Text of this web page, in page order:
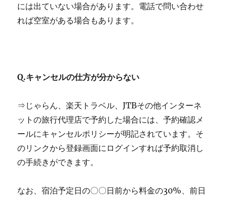
には出ていない場合があります。電話で問い合わせ
れば空室がある場合もあります。
Q.キャンセルの仕方が分からない
⇒じゃらん、楽天トラベル、JTBその他インターネ
ットの旅行代理店で予約した場合には、予約確認メ
ールにキャンセルポリシーが明記されています。そ
のリンクから登録画面にログインすれば予約取消し
の手続きができます。
なお、宿泊予定日の〇〇日前から料金の30%、前日